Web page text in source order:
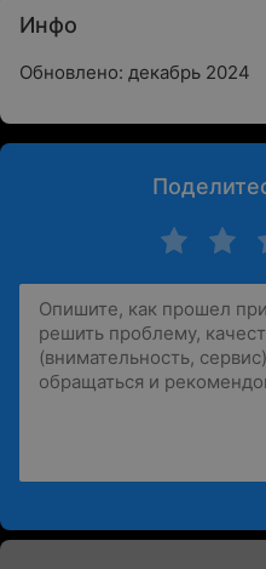
Инфо
Обновлено: декабрь 2024